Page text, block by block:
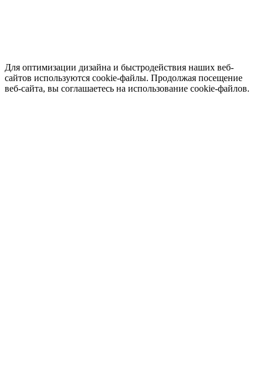
Для оптимизации дизайна и быстродействия наших веб-
сайтов используются cookie-файлы. Продолжая посещение
веб-сайта, вы соглашаетесь на использование cookie-файлов.